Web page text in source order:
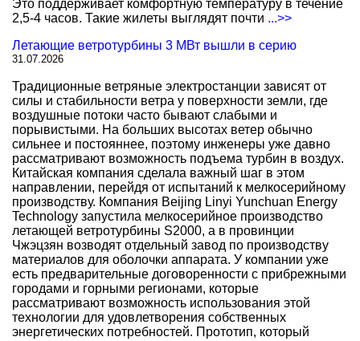
Это поддерживает комфортную температуру в течение
2,5-4 часов. Такие жилеты выглядят почти ...>>
Летающие ветротурбины 3 МВт вышли в серию
31.07.2026
Традиционные ветряные электростанции зависят от
силы и стабильности ветра у поверхности земли, где
воздушные потоки часто бывают слабыми и
порывистыми. На больших высотах ветер обычно
сильнее и постояннее, поэтому инженеры уже давно
рассматривают возможность подъема турбин в воздух.
Китайская компания сделала важный шаг в этом
направлении, перейдя от испытаний к мелкосерийному
производству. Компания Beijing Linyi Yunchuan Energy
Technology запустила мелкосерийное производство
летающей ветротурбины S2000, а в провинции
Чжэцзян возводят отдельный завод по производству
материалов для оболочки аппарата. У компании уже
есть предварительные договоренности с прибрежными
городами и горными регионами, которые
рассматривают возможность использования этой
технологии для удовлетворения собственных
энергетических потребностей. Прототип, который